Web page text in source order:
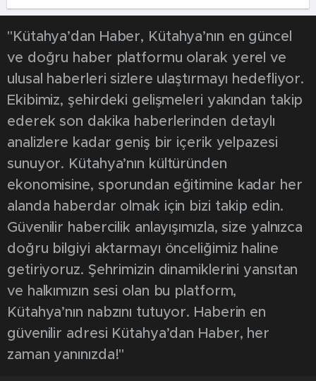
"Kütahya’dan Haber, Kütahya’nın en güncel
ve doğru haber platformu olarak yerel ve
ulusal haberleri sizlere ulaştırmayı hedefliyor.
Ekibimiz, şehirdeki gelişmeleri yakından takip
ederek son dakika haberlerinden detaylı
analizlere kadar geniş bir içerik yelpazesi
sunuyor. Kütahya’nın kültüründen
ekonomisine, sporundan eğitimine kadar her
alanda haberdar olmak için bizi takip edin.
Güvenilir habercilik anlayışımızla, size yalnızca
doğru bilgiyi aktarmayı önceliğimiz haline
getiriyoruz. Şehrimizin dinamiklerini yansıtan
ve halkımızın sesi olan bu platform,
Kütahya’nın nabzını tutuyor. Haberin en
güvenilir adresi Kütahya’dan Haber, her
zaman yanınızda!"